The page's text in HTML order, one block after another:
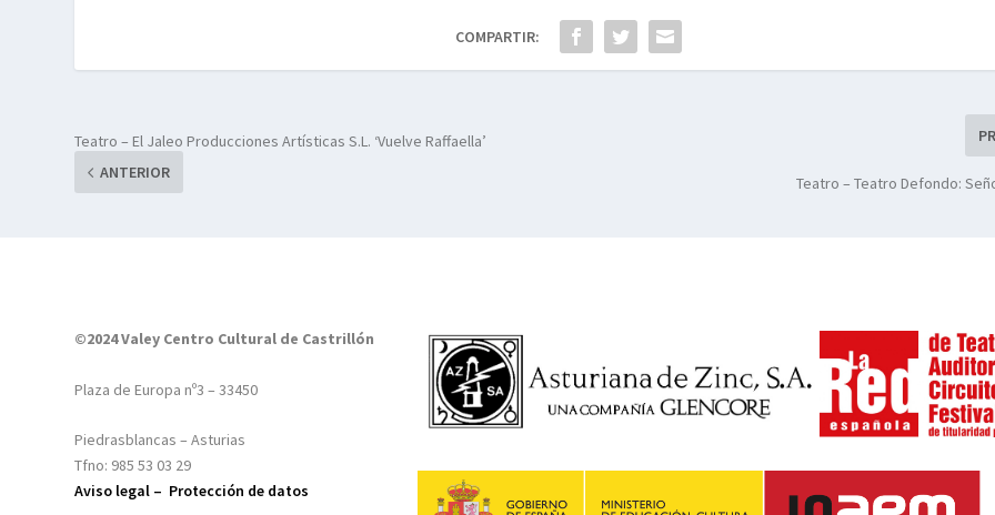
COMPARTIR:
Teatro – El Jaleo Producciones Artísticas S.L. ‘Vuelve Raffaella’
ANTERIOR
Teatro – Teatro Defondo:
©2024 Valey Centro Cultural de Castrillón
Plaza de Europa nº3 – 33450
Piedrasblancas – Asturias
Tfno: 985 53 03 29
Aviso legal – Protección de datos